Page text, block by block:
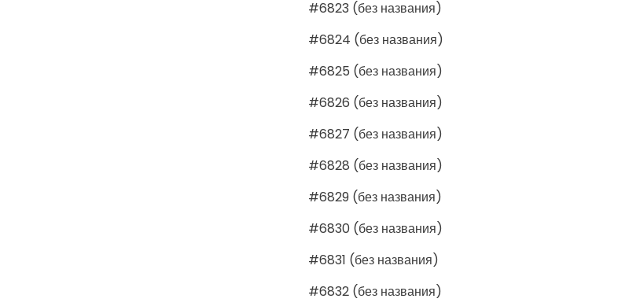
#6823 (без названия)
#6824 (без названия)
#6825 (без названия)
#6826 (без названия)
#6827 (без названия)
#6828 (без названия)
#6829 (без названия)
#6830 (без названия)
#6831 (без названия)
#6832 (без названия)